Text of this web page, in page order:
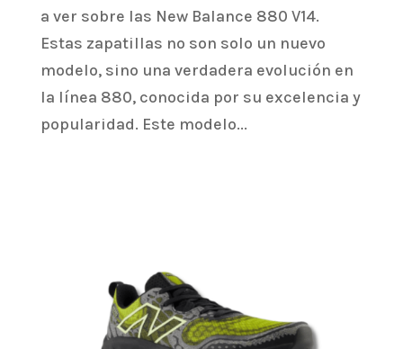
a ver sobre las New Balance 880 V14.
Estas zapatillas no son solo un nuevo
modelo, sino una verdadera evolución en
la línea 880, conocida por su excelencia y
popularidad. Este modelo...